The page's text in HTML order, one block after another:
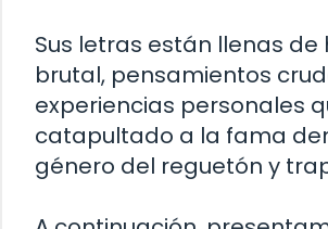
Sus letras están llenas
brutal, pensamientos
experiencias personales
catapultado a la fama
género del reguetón y